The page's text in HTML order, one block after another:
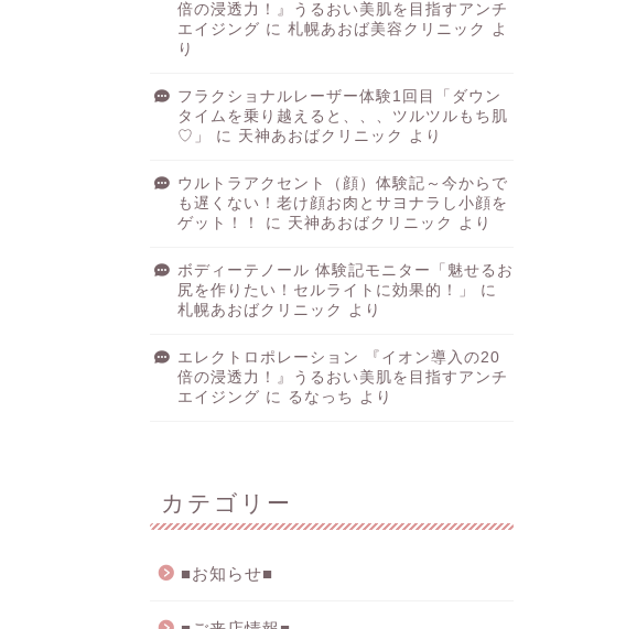
倍の浸透力！』うるおい美肌を目指すアンチ
エイジング に 札幌あおば美容クリニック
よ
り
フラクショナルレーザー体験1回目「ダウン
タイムを乗り越えると、、、ツルツルもち肌
♡」
に 天神あおばクリニック より
ウルトラアクセント（顔）体験記～今からで
も遅くない！老け顔お肉とサヨナラし小顔を
ゲット！！
に 天神あおばクリニック より
ボディーテノール 体験記モニター「魅せるお
尻を作りたい！セルライトに効果的！」
に
札幌あおばクリニック
より
エレクトロポレーション 『イオン導入の20
倍の浸透力！』うるおい美肌を目指すアンチ
エイジング に るなっち より
カテゴリー
■お知らせ■